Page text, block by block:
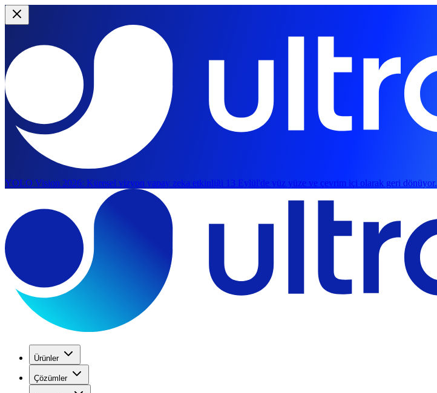
YOLO Vision 2026: Küresel vizyon yapay zeka etkinliği 13 Eylül'de yüz yüze ve çevrim içi olarak geri dönüyor.
Ürünler
Çözümler